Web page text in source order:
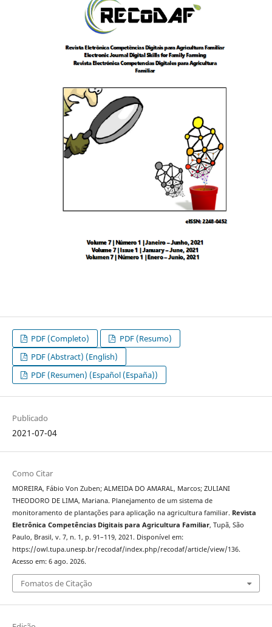
PDF (Completo)
PDF (Resumo)
PDF (Abstract) (English)
PDF (Resumen) (Español (España))
Publicado
2021-07-04
Como Citar
MOREIRA, Fábio Von Zuben; ALMEIDA DO AMARAL, Marcos; ZULIANI
THEODORO DE LIMA, Mariana. Planejamento de um sistema de
monitoramento de plantações para aplicação na agricultura familiar. Revista
Eletrônica Competências Digitais para Agricultura Familiar, Tupã, São
Paulo, Brasil, v. 7, n. 1, p. 91–119, 2021. Disponível em:
https://owl.tupa.unesp.br/recodaf/index.php/recodaf/article/view/136.
Acesso em: 6 ago. 2026.
Fomatos de Citação